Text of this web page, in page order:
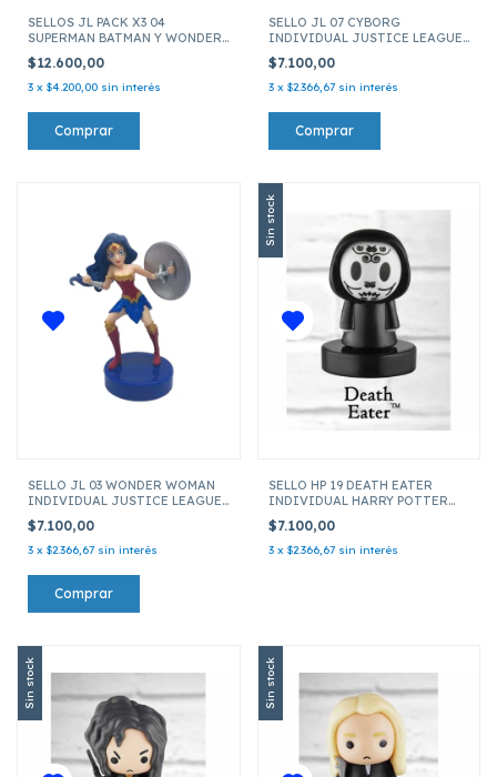
SELLOS JL PACK X3 04
SUPERMAN BATMAN Y WONDER
JLA5020 04
$12.600,00
3 x $4.200,00 sin interés
SELLO JL 07 CYBORG
INDIVIDUAL JUSTICE LEAGUE
$7.100,00
3 x $2.366,67 sin interés
SELLO JL 03 WONDER WOMAN
INDIVIDUAL JUSTICE LEAGUE
$7.100,00
3 x $2.366,67 sin interés
Sin stock
SELLO HP 19 DEATH EATER
INDIVIDUAL HARRY POTTER
$7.100,00
3 x $2.366,67 sin interés
Sin stock Sin stock